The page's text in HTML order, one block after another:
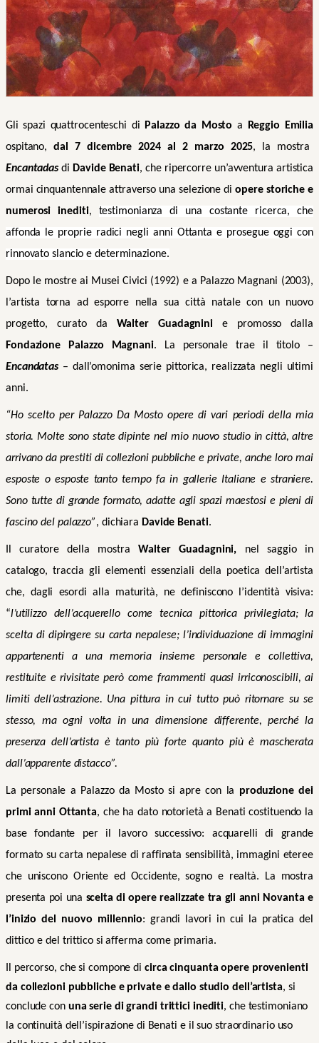
Gli spazi quattrocenteschi di Palazzo da Mosto a
Reggio Emilia
ospitano,dal 7 dicembre 2024 al 2 marzo 2025, la mostra
Encantadasdi Davide Benati, che ripercorre un’avventura artistica
ormai cinquantennale attraverso una selezione diopere storiche e
numerosi inediti, testimonianza di una costante ricerca, che
affonda le proprie radici negli anni Ottanta e prosegue oggi con
rinnovato slancio e determinazione.
Dopo le mostre ai Musei Civici (1992) e a Palazzo Magnani (2003),
l’artista torna ad esporre nella sua città natale con un nuovo
progetto, curato da Walter Guadagnini e promosso dalla
Fondazione Palazzo Magnani. La personale trae il titolo –
Encandatas– dall’omonima serie pittorica, realizzata negli ultimi
anni.
“Ho scelto per Palazzo Da Mosto opere di vari periodi della mia
storia. Molte sono state dipinte nel mio nuovo studio in città, altre
arrivano da prestiti di collezioni pubbliche e private, anche loro mai
esposte o esposte tanto tempo fa in gallerie Italiane e straniere.
Sono tutte di grande formato, adatte agli spazi maestosi e pieni di
fascino del palazzo”, dichiara Davide Benati.
Il curatore della mostraWalter Guadagnini, nel saggio in
catalogo, traccia gli elementi essenziali della poetica dell’artista
che, dagli esordi alla maturità, ne definiscono l’identità visiva:
“l’utilizzo dell’acquerello come tecnica pittorica privilegiata; la
scelta di dipingere su carta nepalese; l’individuazione di immagini
appartenenti a una memoria insieme personale e collettiva,
restituite e rivisitate però come frammenti quasi irriconoscibili, ai
limiti dell’astrazione. Una pittura in cui tutto può ritornare su se
stesso, ma ogni volta in una dimensione differente, perché la
presenza dell’artista è tanto più forte quanto più è mascherata
dall’apparente distacco”.
La personale a Palazzo da Mosto si apre con la produzione dei
primi anni Ottanta, che ha dato notorietà a Benati costituendo la
base fondante per il lavoro successivo: acquarelli di grande
formato su carta nepalese di raffinata sensibilità, immagini eteree
che uniscono Oriente ed Occidente, sogno e realtà. La mostra
presenta poi una scelta di opere realizzate tra gli anni Novanta e
l’inizio del nuovo millennio:grandi lavori in cui la pratica del
dittico e del trittico si afferma come primaria.
Il percorso, che si compone di circa cinquanta opere provenienti
da collezioni pubbliche e private e dallo studio dell’artista, si
conclude con una serie di grandi trittici inediti, che testimoniano
la continuità dell’ispirazione di Benati e il suo straordinario uso